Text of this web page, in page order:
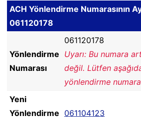
ACH Yönlendirme Numarasının
061120178
Yönlendirme
Numarası
061120178
Uyarı: Bu numara
değil. Lütfen
yönlendirme
Yeni
Yönlendirme 061104123